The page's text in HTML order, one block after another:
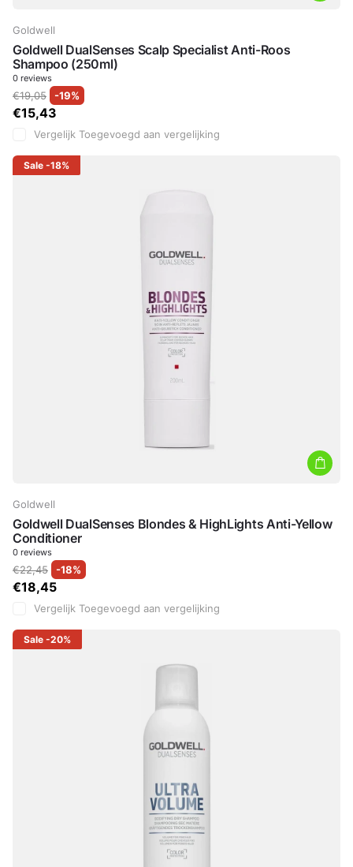
Goldwell
Goldwell DualSenses Scalp Specialist Anti-Roos
Shampoo (250ml)
0 reviews
€19,05 -19%
€15,43
Vergelijk Toegevoegd aan vergelijking
Sale -18%
Goldwell
Goldwell DualSenses Blondes & HighLights Anti-Yellow
Conditioner
0 reviews
€22,45 -18%
€18,45
Vergelijk Toegevoegd aan vergelijking
Sale -20%